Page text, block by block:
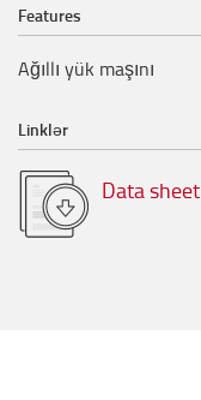
Features
Ağıllı yük maşını
Linklər
Data sheet